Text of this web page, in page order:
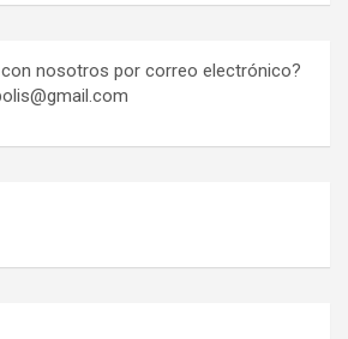
nosotros por correo electrónico?